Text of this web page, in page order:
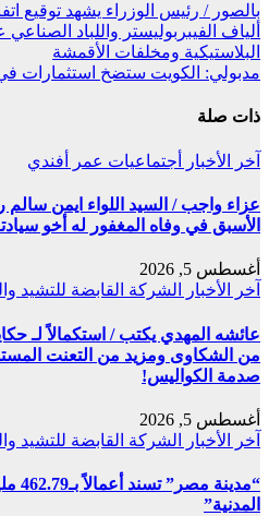
بالصور / رئيس الوزراء يشهد توقيع
ألياف الفيبربوليستر واللباد
البلاستيكية ومخلفات الأقمشة
مدبولي: الكويت ستضخ استثمارات
ذات صلة
آخر الأخبار أجتماعيات عمر أفندي
عزاء واجب / السيد اللواء ايمن
الأسبق في وفاه المغفور له أخو
أغسطس 5, 2026
آخر الأخبار
الشركة القابضة للتشيد
عائشه المهدي يكتب / استكمالاً لـ
من الشكاوى ومزيد من التعنت
صدمة الكواليس!
أغسطس 5, 2026
آخر الأخبار
الشركة القابضة للتشيد
المدنية”